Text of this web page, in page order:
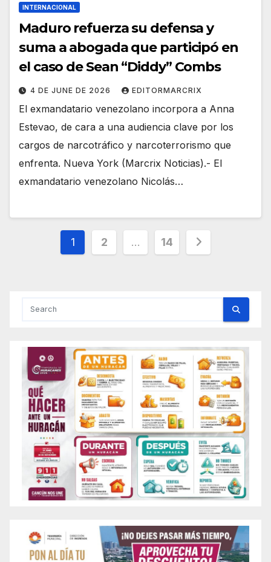
INTERNACIONAL
Maduro refuerza su defensa y
suma a abogada que participó en
el caso de Sean “Diddy” Combs
4 DE JUNE DE 2026 EDITORMARCRIX
El exmandatario venezolano incorpora a Anna
Estevao, de cara a una audiencia clave por los
cargos de narcotráfico y narcoterrorismo que
enfrenta. Nueva York (Marcrix Noticias).- El
exmandatario venezolano Nicolás…
Posts
1 2 … 14